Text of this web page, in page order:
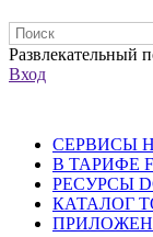
Развлекательный
Вход
СЕРВИСЫ
В ТАРИФЕ
РЕСУРСЫ
КАТАЛОГ